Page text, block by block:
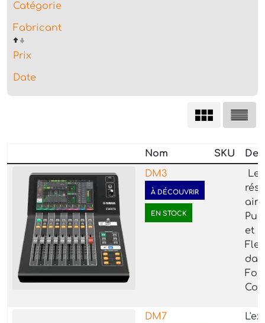
Catégorie
Fabricant
Prix
Date
Nom SKU
DM3
À DÉCOUVRIR
EN STOCK
Le
et
DM7